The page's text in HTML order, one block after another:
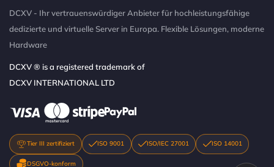
DCXV - Ihr vertrauenswürdiger Anbieter für hochleistungsfähige
dedizierte und virtuelle Server in Europa. Flexible Lösungen, moderne
Hardware
DCXV ® is a registered trademark of
DCXV INTERNATIONAL LTD
Tier III zertifiziert ISO 9001 ISO/IEC 27001 ISO 14001
DSGVO-konform